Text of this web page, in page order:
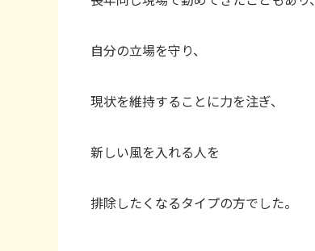
自分の立場を守り、
現状を維持することに力を注ぎ、
新しい風を入れる人を
排除したくなるタイプの方でした。